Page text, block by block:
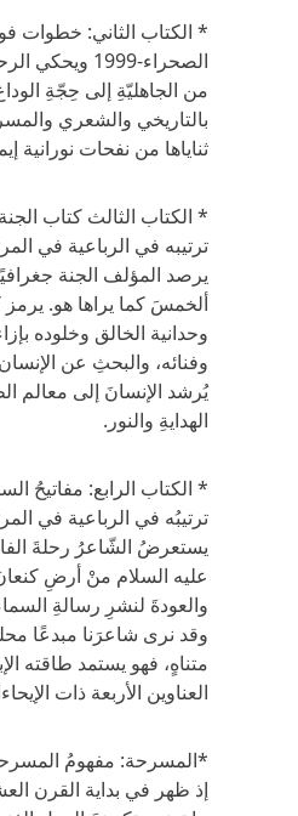
* الكتاب الثاني: خطوات
الصحراء-1999
من الجاهليّةِ إلى حِجّةِ
بالتاريخي والشعري
ثناياها من نفحات نورانية
ترتيبه في الرباعية في
يرصد المؤلف الجنة
ألخمسَ كما يراها هو. يرمز
وحدانية الخالق وخلوده
وفنائه، والبحثِ عن
يُرشد الإنسانَ إلى معالم
الهدايةِ والنور.
ترتيبُه في الرباعية في
يستعرضُ الشّاعرُ رحلةَ
عليه السلام منْ أرضِ
والعودةَ لنشرِ رسالةِ
وقد نرى شاعرَنا مبدعًا
متناهٍ، فهو يستمد طاقته
العناوين الأربعة ذات
*المسرحة: مفهومُ
إذ ظهر في بداية القرن